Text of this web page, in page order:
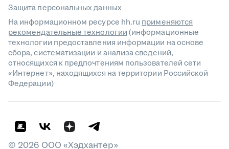
Защита персональных данных
На информационном ресурсе hh.ru применяются
рекомендательные технологии(информационные
технологии предоставления информации на основе
сбора, систематизации и анализа сведений,
относящихся к предпочтениям пользователей сети
«Интернет», находящихся на территории Российской
Федерации)
© 2026 ООО «Хэдхантер»